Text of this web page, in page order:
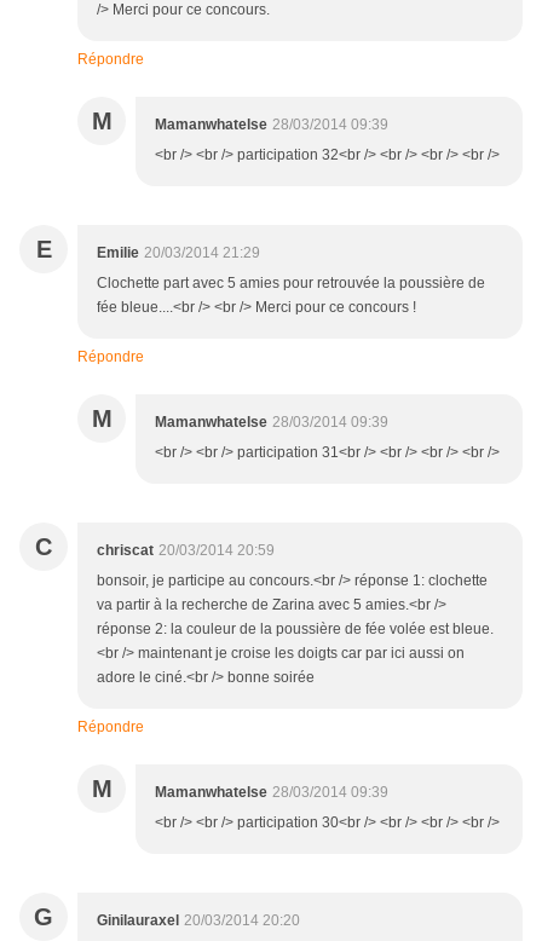
/> Merci pour ce concours.
Répondre
M Mamanwhatelse 28/03/2014 09:39
<br /> <br /> participation 32<br /> <br /> <br /> <br />
E Emilie 20/03/2014 21:29
Clochette part avec 5 amies pour retrouvée la poussière de
fée bleue....<br /> <br /> Merci pour ce concours !
Répondre
M Mamanwhatelse 28/03/2014 09:39
<br /> <br /> participation 31<br /> <br /> <br /> <br />
C chriscat 20/03/2014 20:59
bonsoir, je participe au concours.<br /> réponse 1: clochette
va partir à la recherche de Zarina avec 5 amies.<br />
réponse 2: la couleur de la poussière de fée volée est bleue.
<br /> maintenant je croise les doigts car par ici aussi on
adore le ciné.<br /> bonne soirée
Répondre
M Mamanwhatelse 28/03/2014 09:39
<br /> <br /> participation 30<br /> <br /> <br /> <br />
G Ginilauraxel 20/03/2014 20:20